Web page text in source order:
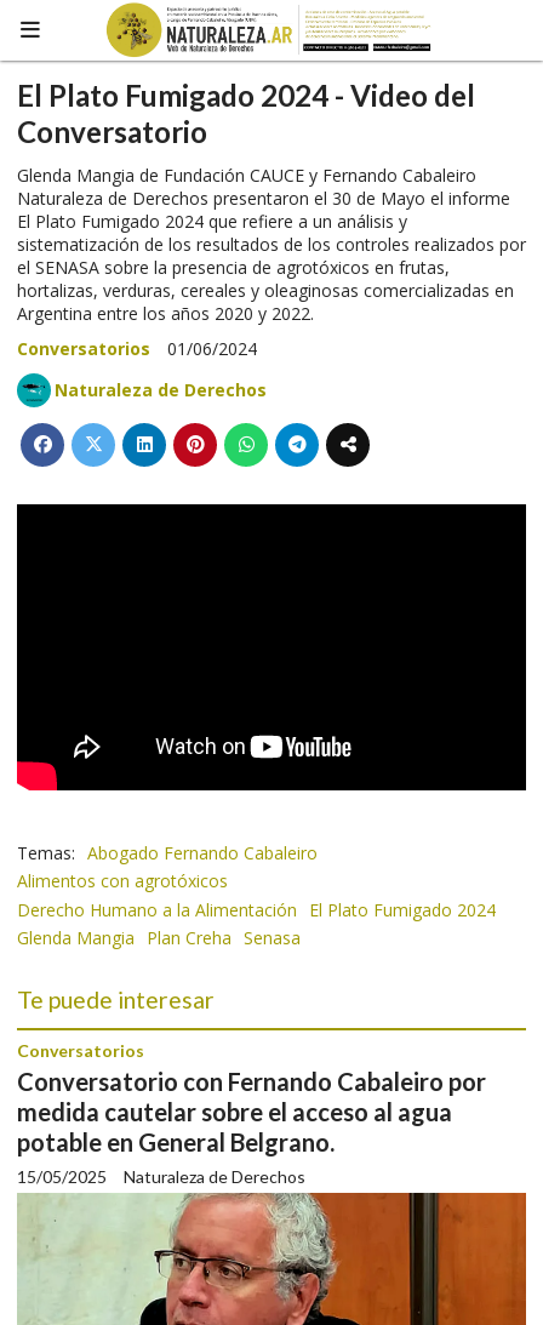
El Plato Fumigado 2024 - Video del
Conversatorio
Glenda Mangia de Fundación CAUCE y Fernando Cabaleiro
Naturaleza de Derechos presentaron el 30 de Mayo el informe
El Plato Fumigado 2024 que refiere a un análisis y
sistematización de los resultados de los controles realizados por
el SENASA sobre la presencia de agrotóxicos en frutas,
hortalizas, verduras, cereales y oleaginosas comercializadas en
Argentina entre los años 2020 y 2022.
Conversatorios
01/06/2024
Naturaleza de Derechos
Abogado Fernando Cabaleiro
Alimentos con agrotóxicos
Derecho Humano a la Alimentación
El Plato Fumigado 2024
Glenda Mangia
Plan Creha Senasa
Te puede interesar
Conversatorio con Fernando Cabaleiro por
medida cautelar sobre el acceso al agua
potable en General Belgrano.
Naturaleza de Derechos
Conversatorios
15/05/2025